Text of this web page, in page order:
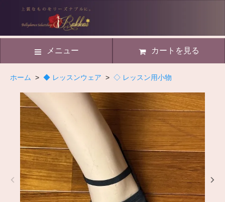
メニュー カートを見る
ホーム > ◆ レッスンウェア > ◇ レッスン用小物